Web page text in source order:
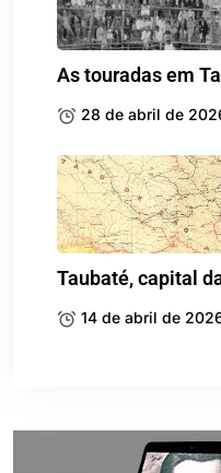
As touradas em
28 de abril de
Taubaté, capital
14 de abril de